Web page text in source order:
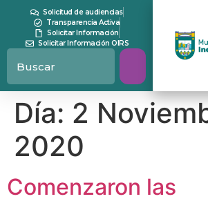
contenidoSolicitud de audiencias
Transparencia Activa
Solicitar Información
Solicitar Información OIRS
Día: 2
2020
Comenzaron las